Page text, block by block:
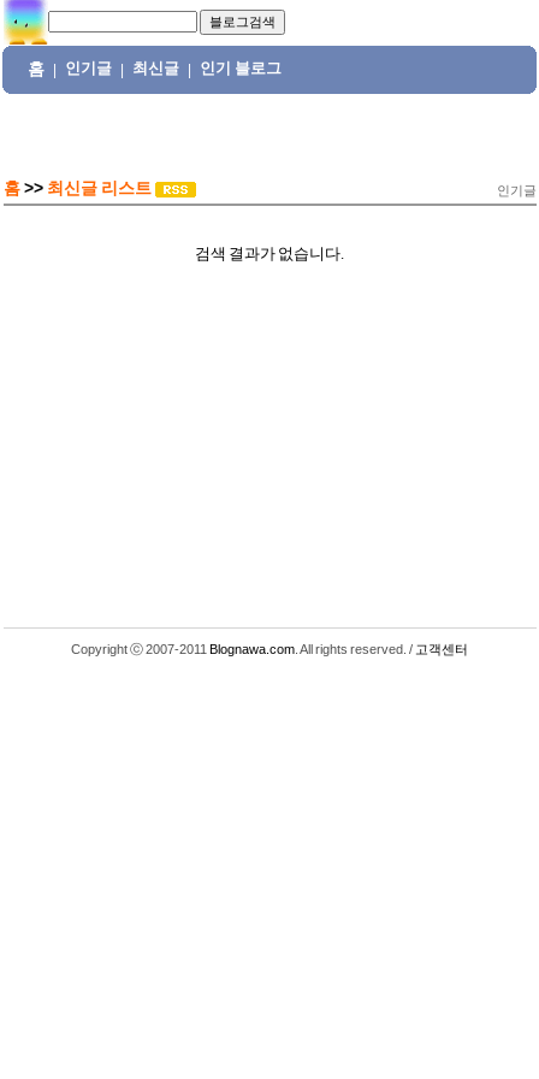
홈 인기글 최신글 인기 블로그
홈 >> 최신글 리스트 인기글
검색 결과가 없습니다.
Copyright ⓒ 2007-2011 Blognawa.com . All rights reserved. / 고객센터